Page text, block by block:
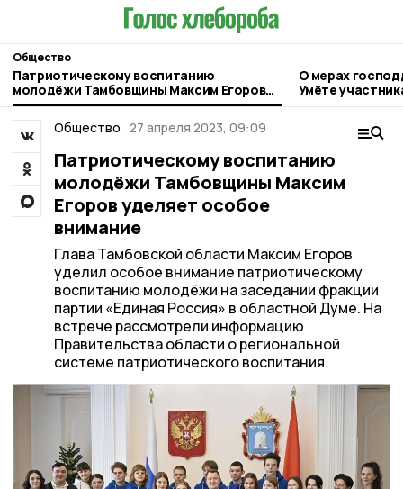
Общество
Патриотическому воспитанию
молодёжи Тамбовщины Максим Егоров
уделяет особое внимание
О мерах
Умёте
Общество 27 апреля 2023, 09:09
Патриотическому воспитанию
молодёжи Тамбовщины Максим
Егоров уделяет особое
внимание
Глава Тамбовской области Максим Егоров
уделил особое внимание патриотическому
воспитанию молодёжи на заседании фракции
партии «Единая Россия» в областной Думе. На
встрече рассмотрели информацию
Правительства области о региональной
системе патриотического воспитания.